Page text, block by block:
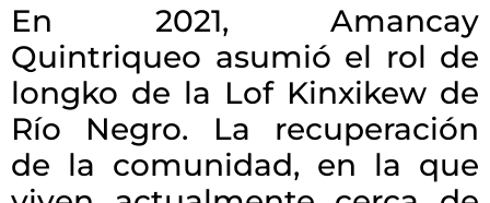
En 2021, Amancay
Quintriqueo asumió el rol de
longko de la Lof Kinxikew de
Río Negro. La recuperación
de la comunidad, en la que